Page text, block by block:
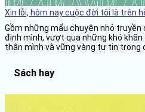
Xin lỗi, hôm nay cuộc đời tôi là trên
Gồm những mẩu chuyện nhỏ
định mình, vượt qua những khó
thân mình và vững vàng tự tin trong
Sách hay